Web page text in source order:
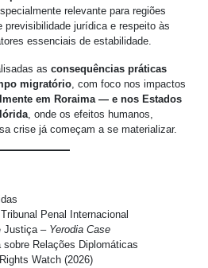
relevante para regiões
previsibilidade jurídica e respeito às
essenciais de estabilidade.
as consequências práticas
migratório, com foco nos impactos
em Roraima — e nos Estados
, onde os efeitos humanos,
crise já começam a se materializar.
Penal Internacional
Justiça – Yerodia Case
Relações Diplomáticas
Watch (2026)